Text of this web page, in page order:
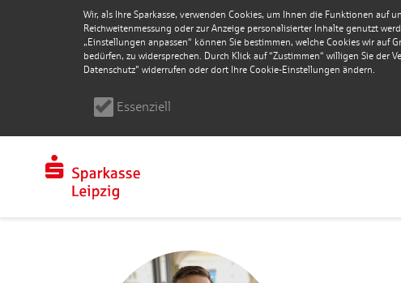
Wir, als Ihre Sparkasse, verwenden Cookies, um Ihnen die Funktionen auf
Reichweitenmessung oder zur Anzeige personalisierter Inhalte genutzt
„Einstellungen anpassen“ können Sie bestimmen, welche Cookies wir
bedürfen, zu widersprechen. Durch Klick auf “Zustimmen“ willigen Sie
Datenschutz" widerrufen oder dort Ihre Cookie-Einstellungen ändern.
Essenziell